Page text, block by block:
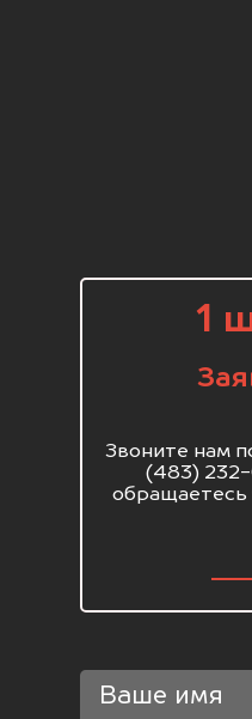
1
Звоните нам
(483)
обращаетесь